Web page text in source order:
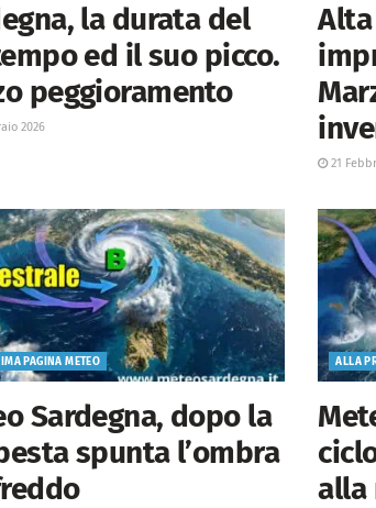
la durata del
ed il suo picco.
peggioramento
2026
21
PAGINA METEO
Sardegna, dopo la
spunta l’ombra
ALLA
alla